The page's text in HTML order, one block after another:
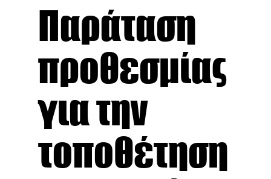
Παράταση
προθεσμίας
για την
τοποθέτηση